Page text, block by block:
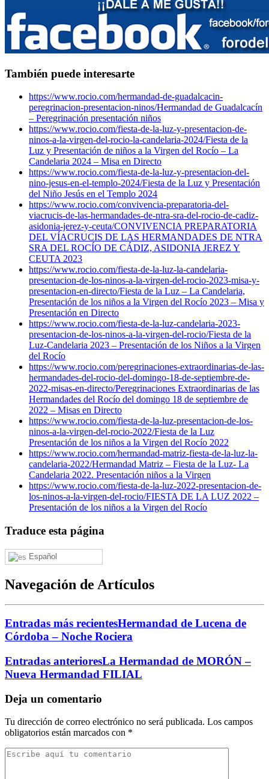
También puede interesarte
https://www.rocio.com/hermandad-de-guadalcacin-
peregrinacion-presentacion-ninos/Hermandad de Guadalcacín
– Peregrinación presentación niños
https://www.rocio.com/fiesta-de-la-luz-y-presentacion-de-
ninos-a-la-virgen-del-rocio-la-candelaria-2024/Fiesta de la
Luz y Presentación de niños a la Virgen del Rocío – La
Candelaria 2024 – Misa en Directo
https://www.rocio.com/fiesta-de-la-luz-y-presentacion-del-
nino-jesus-en-el-templo-2024/Fiesta de la Luz y Presentación
del Niño Jesús en el Templo 2024
https://www.rocio.com/convivencia-preparatoria-del-
viacrucis-de-las-hermandades-de-ntra-sra-del-rocio-de-cadiz-
asidonia-jerez-y-ceuta/CONVIVENCIA PREPARATORIA
DEL VÍACRUCIS DE LAS HERMANDADES DE NTRA
SRA DEL ROCÍO DE CÁDIZ, ASIDONIA JEREZ Y
CEUTA 2023
https://www.rocio.com/fiesta-de-la-luz-la-candelaria-
presentacion-de-los-ninos-a-la-virgen-del-rocio-2023-misa-y-
presentacion-en-directo/Fiesta de la Luz – La Candelaria,
Presentación de los niños a la Virgen del Rocío 2023 – Misa y
Presentación en Directo
https://www.rocio.com/fiesta-de-la-luz-candelaria-2023-
presentacion-de-los-ninos-a-la-virgen-del-rocio/Fiesta de la
Luz-Candelaria 2023 – Presentación de los Niños a la Virgen
del Rocío
https://www.rocio.com/peregrinaciones-extraordinarias-de-las-
hermandades-del-rocio-del-domingo-18-de-septiembre-de-
2022-misas-en-directo/Peregrinaciones Extraordinarias de las
Hermandades del Rocío del domingo 18 de septiembre de
2022 – Misas en Directo
https://www.rocio.com/fiesta-de-la-luz-presentacion-de-los-
ninos-a-la-virgen-del-rocio-2022/Fiesta de la Luz
Presentación de los niños a la Virgen del Rocío 2022
https://www.rocio.com/hermandad-matriz-fiesta-de-la-luz-la-
candelaria-2022/Hermandad Matriz – Fiesta de la Luz- La
Candelaria 2022. Presentación niños a la Virgen
https://www.rocio.com/fiesta-de-la-luz-2022-presentacion-de-
los-ninos-a-la-virgen-del-rocio/FIESTA DE LA LUZ 2022 –
Presentación de los niños a la Virgen del Rocío
Traduce esta página
Español
Navegación de Artículos
Entradas más recientesHermandad de Lucena de
Córdoba – Noche Rociera
Entradas anterioresLa Hermandad de MORÓN –
Nueva Hermandad FILIAL
Deja un comentario
Tu dirección de correo electrónico no será publicada. Los campos
obligatorios están marcados con *